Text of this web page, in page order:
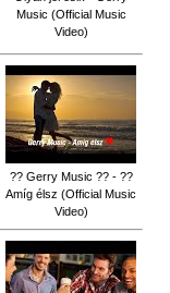
Music (Official Music
Video)
?? Gerry Music ?? - ??
Amíg élsz (Official Music
Video)